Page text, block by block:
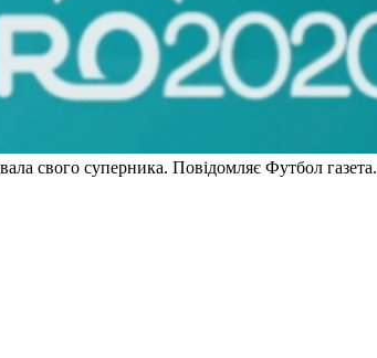
свого суперника. Повідомляє Футбол газета.